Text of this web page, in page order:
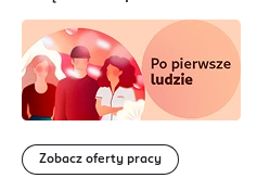
Zobacz oferty pracy